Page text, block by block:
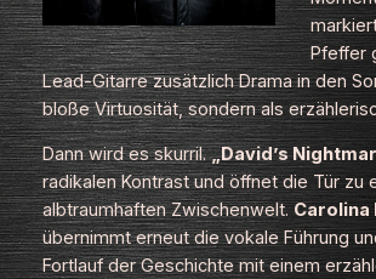
Pfeffer
Lead‑Gitarre zusätzlich Drama in den
bloße Virtuosität, sondern als
Dann wird es skurril.„David’s
radikalen Kontrast und öffnet die Tür zu
albtraumhaften Zwischenwelt.Carolina
übernimmt erneut die vokale Führung
Fortlauf der Geschichte mit einem